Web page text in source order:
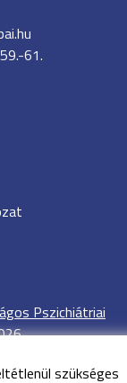
szükséges
61.
Pszichiátriai